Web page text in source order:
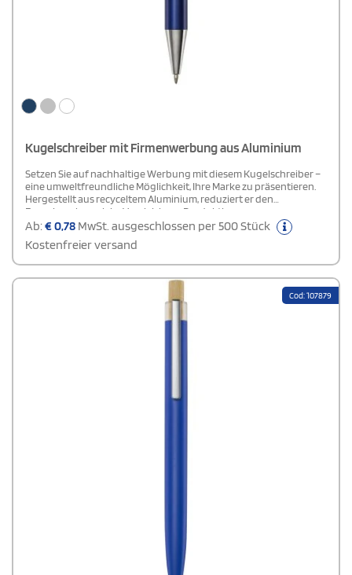
Kugelschreiber mit Firmenwerbung aus Aluminium
Setzen Sie auf nachhaltige Werbung mit diesem Kugelschreiber –
eine umweltfreundliche Möglichkeit, Ihre Marke zu präsentieren.
Hergestellt aus recyceltem Aluminium, reduziert er den
Energieverbrauch im Vergleich zur Produktion aus
Primärrohstoffen und hilft dabei, Abfälle auf Deponien zu
verringern sowie natürliche Ressourcen zu schonen. Der
innovative Klickmechanismus aus Bambus verleiht dem Stift eine
besondere, umweltbewusste Note. Mit schwarzer Tinte, einer
Schreiblänge von 800 Metern und einer Spitzenstärke von 1,00
mm ist dieser Kugelschreiber eine stilvolle und nachhaltige Wahl
Ab:€0,78 MwSt. ausgeschlossen per 500 Stück
Kostenfreier versand
Cod: 107879